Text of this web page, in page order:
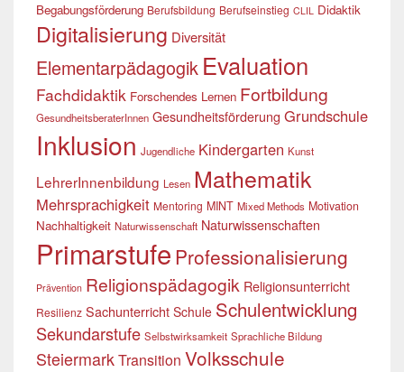
Begabungsförderung Berufsbildung Berufseinstieg CLIL Didaktik
Digitalisierung Diversität
Elementarpädagogik Evaluation
Fachdidaktik Forschendes Lernen Fortbildung
GesundheitsberaterInnen Gesundheitsförderung Grundschule
Inklusion Jugendliche Kindergarten Kunst
LehrerInnenbildung Lesen Mathematik
Mehrsprachigkeit Mentoring MINT Mixed Methods Motivation
Nachhaltigkeit Naturwissenschaft Naturwissenschaften
Primarstufe Professionalisierung
Prävention Religionspädagogik Religionsunterricht
Resilienz Sachunterricht Schule Schulentwicklung
Sekundarstufe Selbstwirksamkeit Sprachliche Bildung
SteiermarkTransition Volksschule